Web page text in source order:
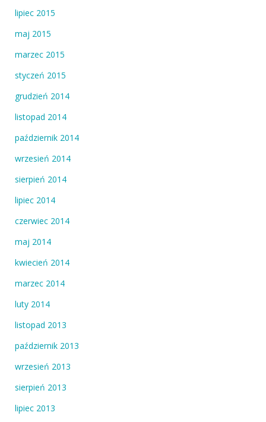
lipiec 2015
maj 2015
marzec 2015
styczeń 2015
grudzień 2014
listopad 2014
październik 2014
wrzesień 2014
sierpień 2014
lipiec 2014
czerwiec 2014
maj 2014
kwiecień 2014
marzec 2014
luty 2014
listopad 2013
październik 2013
wrzesień 2013
sierpień 2013
lipiec 2013